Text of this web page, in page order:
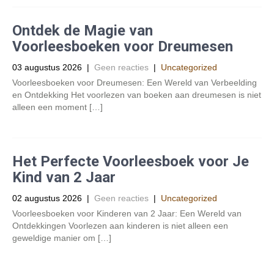
Ontdek de Magie van
Voorleesboeken voor Dreumesen
03 augustus 2026 | Geen reacties | Uncategorized
Voorleesboeken voor Dreumesen: Een Wereld van Verbeelding
en Ontdekking Het voorlezen van boeken aan dreumesen is niet
alleen een moment […]
Het Perfecte Voorleesboek voor Je
Kind van 2 Jaar
02 augustus 2026 | Geen reacties | Uncategorized
Voorleesboeken voor Kinderen van 2 Jaar: Een Wereld van
Ontdekkingen Voorlezen aan kinderen is niet alleen een
geweldige manier om […]